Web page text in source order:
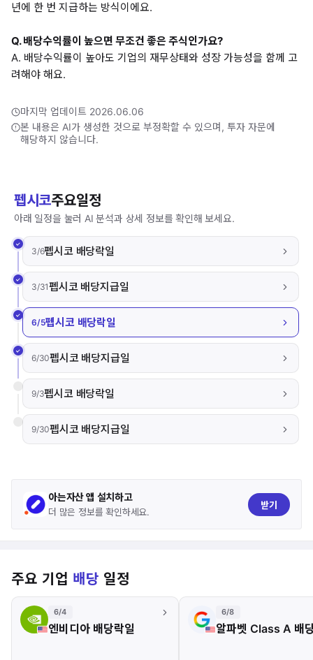
년에 한 번 지급하는 방식이에요.
Q. 배당수익률이 높으면 무조건 좋은 주식인가요?
A. 배당수익률이 높아도 기업의 재무상태와 성장 가능성을 함께 고
려해야 해요.
마지막 업데이트 2026.06.06
본 내용은 AI가 생성한 것으로 부정확할 수 있으며, 투자 자문에
해당하지 않습니다.
펩시코주요일정
아래 일정을 눌러 AI 분석과 상세 정보를 확인해 보세요.
3/6펩시코 배당락일
3/31펩시코 배당지급일
6/5펩시코 배당락일
6/30펩시코 배당지급일
9/3펩시코 배당락일
9/30펩시코 배당지급일
아는자산 앱 설치하고
더 많은 정보를 확인하세요.
받기
주요 기업 배당 일정
6/4
엔비디아 배당락일
6/8
알파벳 Class A 배